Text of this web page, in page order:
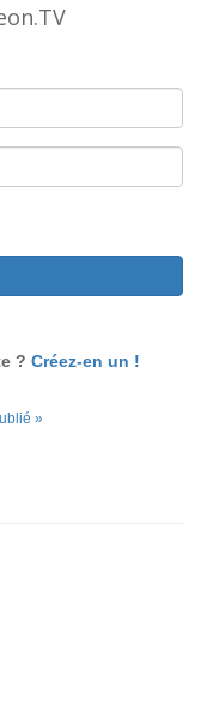
? Créez-en un !
»